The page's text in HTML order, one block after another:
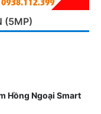
(5MP)
Hồng Ngoại Smart